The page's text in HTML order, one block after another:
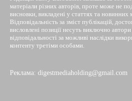
матеріали різних авторів, проте може не
висновки, викладені у статтях та новинних
Відповідальність за зміст публікацій,
висловлені позиції несуть виключно автори
відповідальності за можливі наслідки
контенту третіми особами.
Реклама: digestmediaholding@gmail.com